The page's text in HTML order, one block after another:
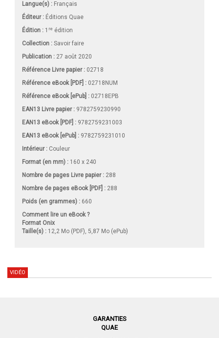
Langue(s) : Français
Éditeur : Éditions Quae
Édition : 1 re édition
Collection : Savoir faire
Publication : 27 août 2020
Référence Livre papier : 02718
Référence eBook [PDF] : 02718NUM
Référence eBook [ePub] : 02718EPB
EAN13 Livre papier : 9782759230990
EAN13 eBook [PDF] : 9782759231003
EAN13 eBook [ePub] : 9782759231010
Intérieur : Couleur
Format (en mm) : 160 x 240
Nombre de pages Livre papier: 288
Nombre de pages eBook [PDF] : 288
Poids (en grammes) : 660
Comment lire un eBook ?
Format Onix
Taille(s) : 12,2 Mo (PDF), 5,87 Mo (ePub)
VIDÉO
GARANTIES
QUAE